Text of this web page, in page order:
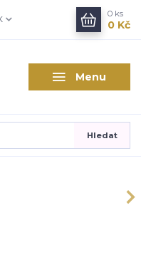
Menu
Hledat
0 ks
0 Kč